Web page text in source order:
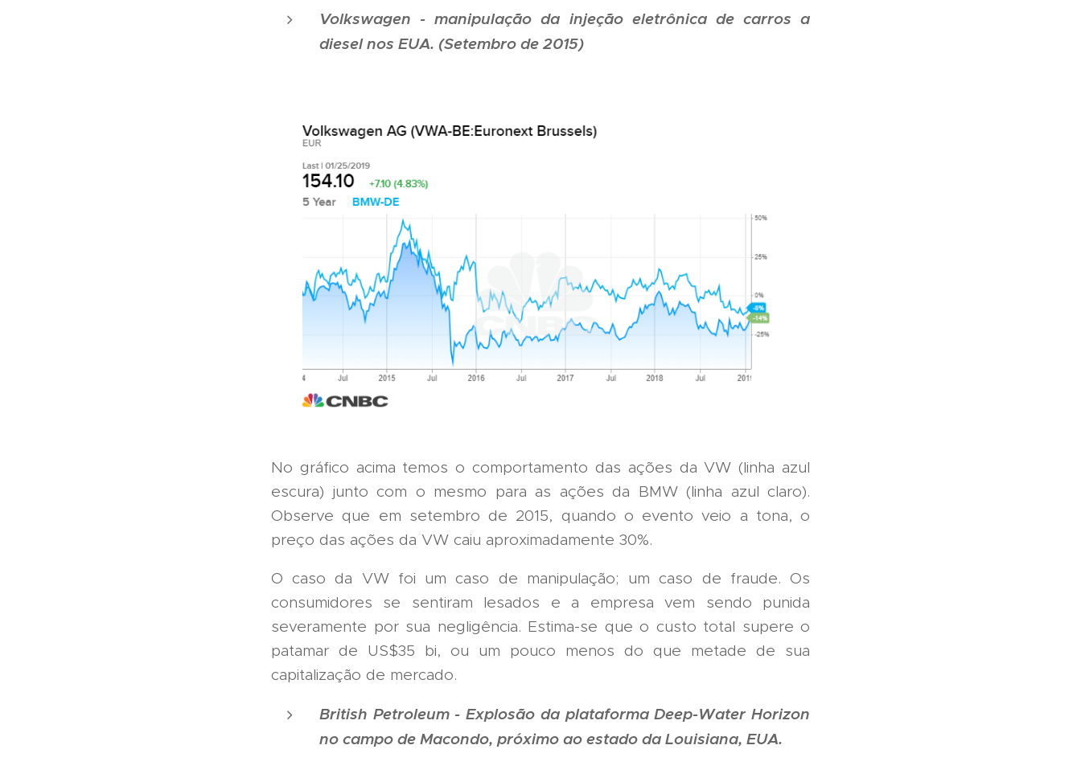
Volkswagen - manipulação da injeção eletrônica de carros a
diesel nos EUA. (Setembro de 2015)
No gráfico acima temos o comportamento das ações da VW (linha azul
escura) junto com o mesmo para as ações da BMW (linha azul claro).
Observe que em setembro de 2015, quando o evento veio a tona, o
preço das ações da VW caiu aproximadamente 30%.
O caso da VW foi um caso de manipulação; um caso de fraude. Os
consumidores se sentiram lesados e a empresa vem sendo punida
severamente por sua negligência. Estima-se que o custo total supere o
patamar de US$35 bi, ou um pouco menos do que metade de sua
capitalização de mercado.
British Petroleum - Explosão da plataforma Deep-Water Horizon
no campo de Macondo, próximo ao estado da Louisiana, EUA.